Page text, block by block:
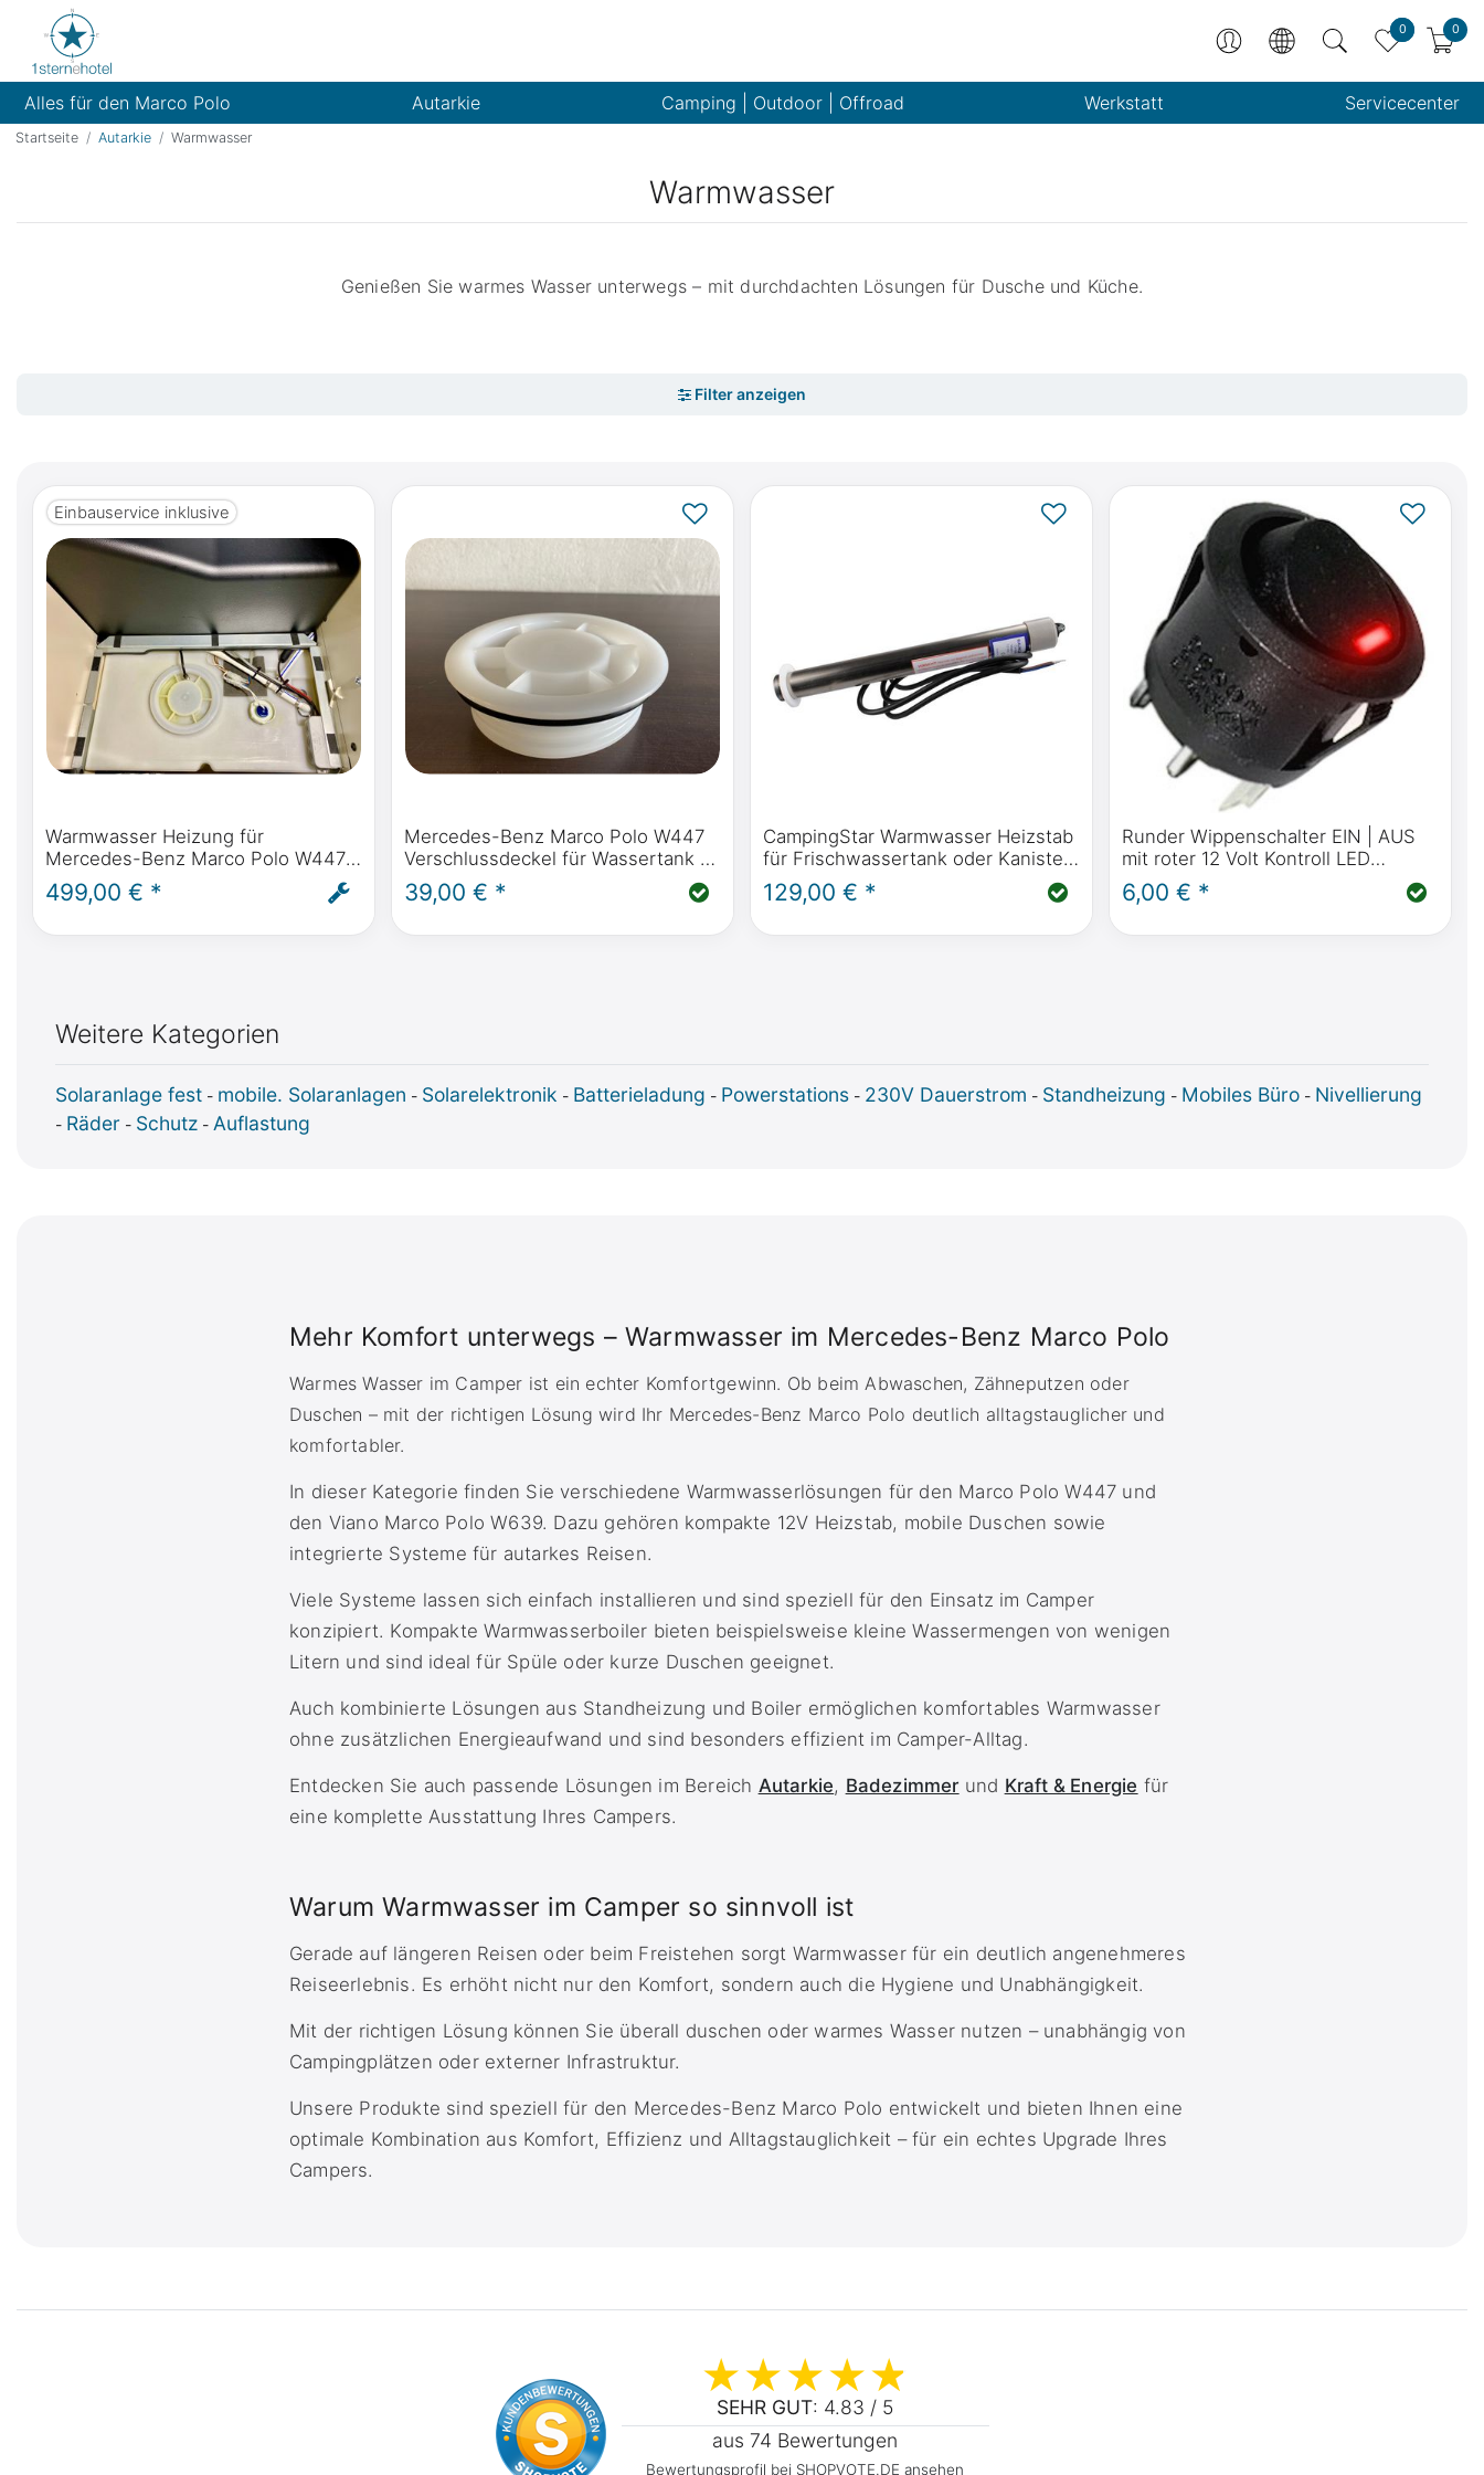
0 0
Alles für den Marco Polo Autarkie Camping | Outdoor | Offroad Werkstatt Servicecenter
Startseite Autarkie Warmwasser
Warmwasser
Genießen Sie warmes Wasser unterwegs – mit durchdachten Lösungen für Dusche und Küche.
Einbauservice inklusive
Warmwasser Heizung für
Mercedes-Benz Marco Polo W447,
Frischwassertank Heizung für
deinen Camper - inkl. Einbau
499,00 € *
Mercedes-Benz Marco Polo W447
Verschlussdeckel für Wassertank -
Mercedes-Benz Original-Teile
39,00 € *
CampingStar Warmwasser Heizstab
für Frischwassertank oder Kanister
12 Volt 75 Watt, thermisch geregelt
bei 38 Grad
129,00 € *
Runder Wippenschalter EIN | AUS
mit roter 12 Volt Kontroll LED
Beleuchtung, Schaltstrom 20A
6,00 € *
Weitere Kategorien
Solaranlage fest - mobile. Solaranlagen - Solarelektronik - Batterieladung - Powerstations - 230V Dauerstrom - Standheizung - Mobiles Büro - Nivellierung
- Räder - Schutz - Auflastung
Mehr Komfort unterwegs – Warmwasser im Mercedes-Benz Marco Polo
Warmes Wasser im Camper ist ein echter Komfortgewinn. Ob beim Abwaschen, Zähneputzen oder
Duschen – mit der richtigen Lösung wird Ihr Mercedes-Benz Marco Polo deutlich alltagstauglicher und
komfortabler.
In dieser Kategorie finden Sie verschiedene Warmwasserlösungen für den Marco Polo W447 und
den Viano Marco Polo W639. Dazu gehören kompakte 12V Heizstab, mobile Duschen sowie
integrierte Systeme für autarkes Reisen.
Viele Systeme lassen sich einfach installieren und sind speziell für den Einsatz im Camper
konzipiert. Kompakte Warmwasserboiler bieten beispielsweise kleine Wassermengen von wenigen
Litern und sind ideal für Spüle oder kurze Duschen geeignet.
Auch kombinierte Lösungen aus Standheizung und Boiler ermöglichen komfortables Warmwasser
ohne zusätzlichen Energieaufwand und sind besonders effizient im Camper-Alltag.
Entdecken Sie auch passende Lösungen im Bereich Autarkie, Badezimmer und Kraft & Energie für
eine komplette Ausstattung Ihres Campers.
Warum Warmwasser im Camper so sinnvoll ist
Gerade auf längeren Reisen oder beim Freistehen sorgt Warmwasser für ein deutlich angenehmeres
Reiseerlebnis. Es erhöht nicht nur den Komfort, sondern auch die Hygiene und Unabhängigkeit.
Mit der richtigen Lösung können Sie überall duschen oder warmes Wasser nutzen – unabhängig von
Campingplätzen oder externer Infrastruktur.
Unsere Produkte sind speziell für den Mercedes-Benz Marco Polo entwickelt und bieten Ihnen eine
optimale Kombination aus Komfort, Effizienz und Alltagstauglichkeit – für ein echtes Upgrade Ihres
Campers.
SEHR GUT: 4.83 / 5
aus 74 Bewertungen
Bewertungsprofil bei SHOPVOTE.DE ansehen